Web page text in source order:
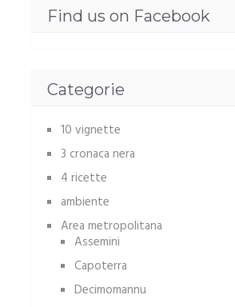
Find us on Facebook
Categorie
10 vignette
3 cronaca nera
4 ricette
ambiente
Area metropolitana
Assemini
Capoterra
Decimomannu